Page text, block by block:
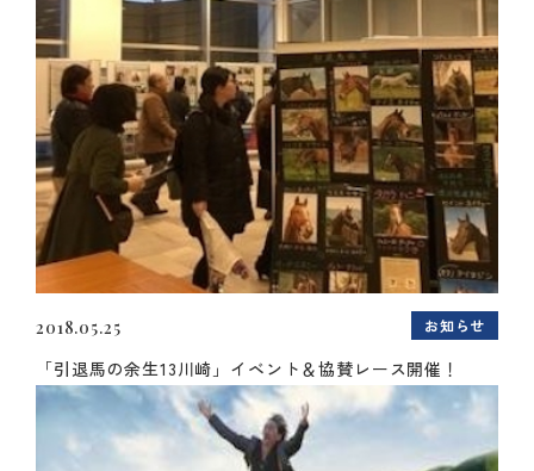
2018.05.25 お知らせ
「引退馬の余生13川崎」イベント＆協賛レース開催！